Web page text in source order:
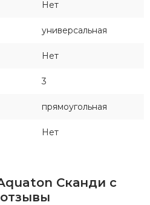
Нет
универсальная
Нет
3
прямоугольная
Нет
Сканди с